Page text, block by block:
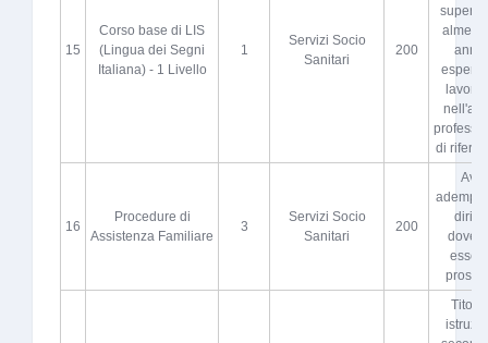
15
Corso base di LIS
(Lingua dei Segni
Italiana) - 1 Livello
1
Servizi Socio
Sanitari
200
anni
di
16
Procedure di
Assistenza Familiare
3
Servizi Socio
Sanitari
200
Aver
Titolo